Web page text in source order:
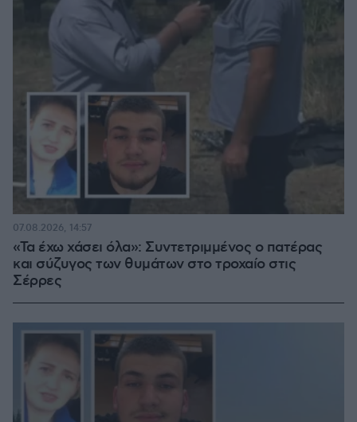
«Τα έχω χάσει όλα»: Συντετριμμένος ο πατέρας
και σύζυγος των θυμάτων στο τροχαίο στις
Σέρρες
07.08.2026, 14:57